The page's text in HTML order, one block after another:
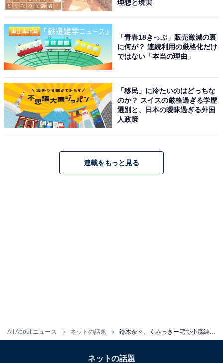
All About ニュース ネットの話題
理想と現実
「青春18きっぷ」販売激減の裏
に何が？ 連続利用の厳格化だけ
ではない「本当の理由」
「移民」に冷たいのはどっちな
のか？ スイスの厳格過ぎる学歴
選別と、日本の曖昧過ぎる外国
人政策
連載をもっと見る
ネットの話題